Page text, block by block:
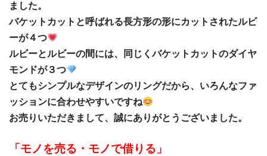
ました。
バケットカットと呼ばれる長方形の形にカットされたルビ
ーが４つ
ルビーとルビーの間には、同じくバケットカットのダイヤ
モンドが３つ
とてもシンプルなデザインのリングだから、いろんなファ
ッションに合わせやすいですね
お売りいただきまして、誠にありがとうございました。
「モノを売る・モノで借りる」